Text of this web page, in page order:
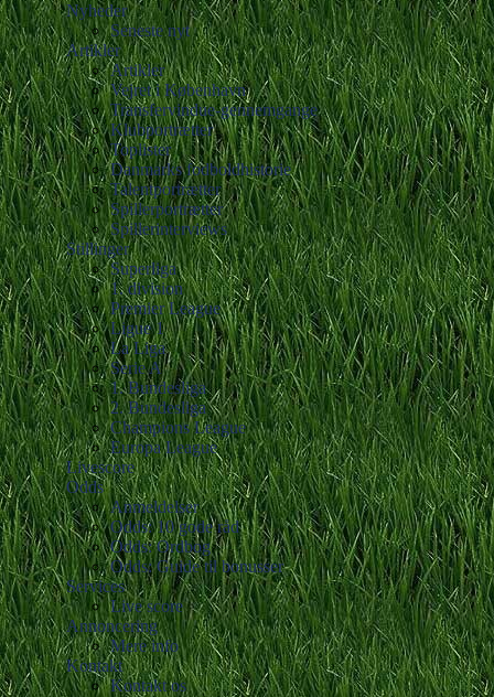
Nyheder
Seneste nyt
Artikler
Artikler
Vejret i København
Transfervindue-gennemgange
Klubportrætter
Toplister
Danmarks fodboldhistorie
Talentportrætter
Spillerportrætter
Spillerinterviews
Stillinger
Superliga
1. division
Premier League
Ligue 1
La Liga
Serie A
1. Bundesliga
2. Bundesliga
Champions League
Europa League
Livescore
Odds
Anmeldelser
Odds: 10 gode råd
Odds: Ordbog
Odds: Guide til bonusser
Services
Live score
Annoncering
Mere info
Kontakt
Kontakt os